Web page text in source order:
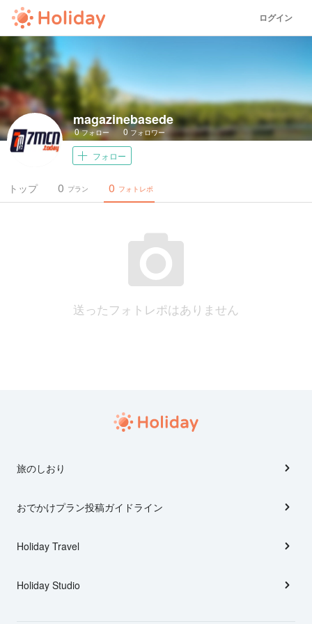
ログイン
magazinebasede
0フォロー 0 フォロワー
フォロー
トップ プラン
0 フォトレポ
0
送ったフォトレポはありません
旅のしおり
おでかけプラン投稿ガイドライン
Holiday Travel
Holiday Studio